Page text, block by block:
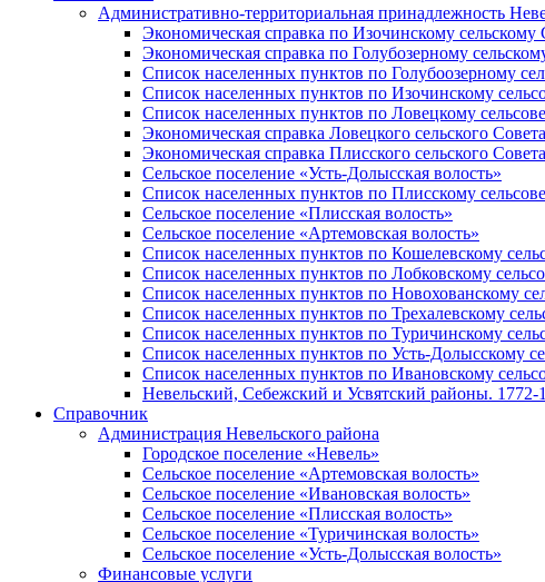
Административно-территориальная принадлежность
Экономическая справка по Изочинскому сельскому
Экономическая справка по Голубозерному
Список населенных пунктов по Голубоозерному
Список населенных пунктов по Изочинскому
Список населенных пунктов по Ловецкому
Экономическая справка Ловецкого сельского Совета
Экономическая справка Плисского сельского Совета
Сельское поселение «Усть-Долысская волость»
Список населенных пунктов по Плисскому
Сельское поселение «Плисская волость»
Сельское поселение «Артемовская волость»
Список населенных пунктов по Кошелевскому
Список населенных пунктов по Лобковскому
Список населенных пунктов по Новохованскому
Список населенных пунктов по Трехалевскому
Список населенных пунктов по Туричинскому
Список населенных пунктов по Усть-Долысскому
Список населенных пунктов по Ивановскому
Невельский, Себежский и Усвятский районы. 1772-
Справочник
Администрация Невельского района
Городское поселение «Невель»
Сельское поселение «Артемовская волость»
Сельское поселение «Ивановская волость»
Сельское поселение «Плисская волость»
Сельское поселение «Туричинская волость»
Сельское поселение «Усть-Долысская волость»
Финансовые услуги